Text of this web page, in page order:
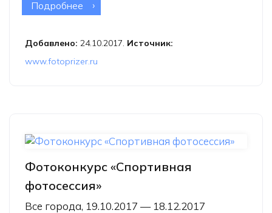
Подробнее о Фотоконкурс «В семейном кругу»
Добавлено: 24.10.2017. Источник:
www.fotoprizer.ru
Фотоконкурс «Спортивная
фотосессия»
Все города, 19.10.2017 — 18.12.2017